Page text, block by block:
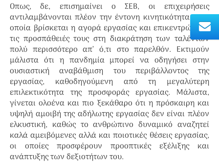
Οπως, δε, επισημαίνει ο ΣΕΒ, οι επιχειρήσεις
αντιλαμβάνονται πλέον την έντονη κινητικότητα στην
οποία βρίσκεται η αγορά εργασίας και επικεντρώνουν
τις προσπάθειές τους στη διακράτηση των ταλέντων
πολύ περισσότερο απ’ ό,τι στο παρελθόν. Εκτιμούν
μάλιστα ότι η πανδημία μπορεί να οδηγήσει στην
ουσιαστική αναβάθμιση του περιβάλλοντος της
εργασίας, καθοδηγούμενη από τη μεγαλύτερη
επιλεκτικότητα της προσφοράς εργασίας. Μάλιστα,
γίνεται ολοένα και πιο ξεκάθαρο ότι η πρόσκαιρη και
υψηλή αμοιβή της αδήλωτης εργασίας δεν είναι πλέον
ελκυστική, καθώς το ανθρώπινο δυναμικό αναζητεί
καλά αμειβόμενες αλλά και ποιοτικές θέσεις εργασίας,
οι οποίες προσφέρουν προοπτικές εξέλιξης και
ανάπτυξης των δεξιοτήτων του.